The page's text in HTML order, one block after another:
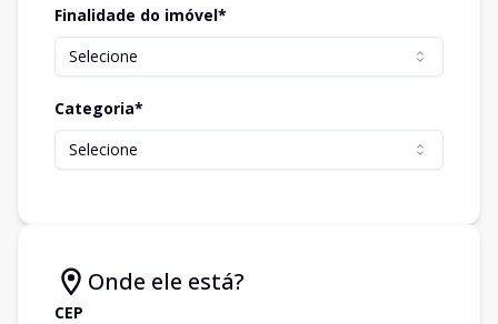
Finalidade do imóvel*
Selecione
Categoria*
Selecione
Onde ele está?
CEP